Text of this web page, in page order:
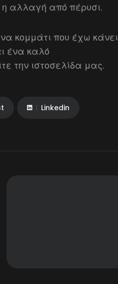
η αλλαγή από πέρυσι.
κομμάτι που έχω κάνει
ένα καλό
την ιστοσελίδα μας.
Linkedin